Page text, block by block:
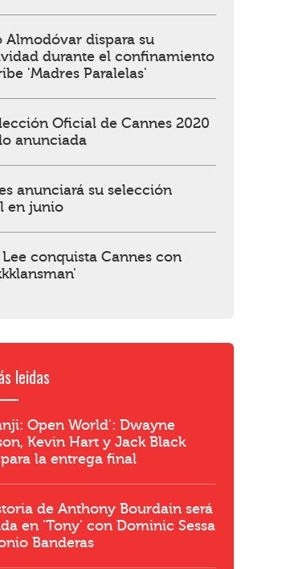
Almodóvar dispara su
durante el confinamiento
'Madres Paralelas'
Oficial de Cannes 2020
anunciada
anunciará su selección
en junio
Lee conquista Cannes con
leidas
Open World': Dwayne
Kevin Hart y Jack Black
la entrega final
de Anthony Bourdain será
en 'Tony' con Dominic Sessa
Banderas